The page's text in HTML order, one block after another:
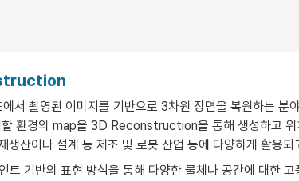
서 촬영된 이미지를 기반으로 3차원 장면을 복원하는 분
환경의 map을 3D Reconstruction을 통해 생성하고
산이나 설계 등 제조 및 로봇 산업 등에 다양하게 활용되
트 기반의 표현 방식을 통해 다양한 물체나 공간에 대한